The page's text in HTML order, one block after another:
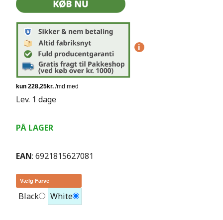
i
Lev. 1 dage
PÅ LAGER
EAN: 6921815627081
Vælg Farve
Black White